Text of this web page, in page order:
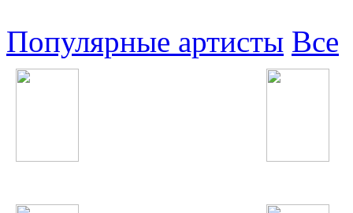
Популярные артисты Все